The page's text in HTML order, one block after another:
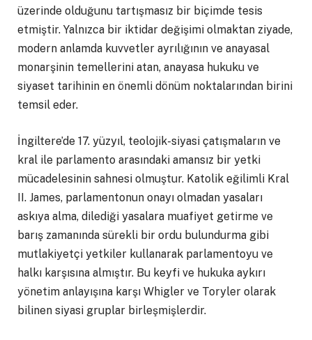
üzerinde olduğunu tartışmasız bir biçimde tesis
etmiştir. Yalnızca bir iktidar değişimi olmaktan ziyade,
modern anlamda kuvvetler ayrılığının ve anayasal
monarşinin temellerini atan, anayasa hukuku ve
siyaset tarihinin en önemli dönüm noktalarından birini
temsil eder.
İngiltere’de 17. yüzyıl, teolojik-siyasi çatışmaların ve
kral ile parlamento arasındaki amansız bir yetki
mücadelesinin sahnesi olmuştur. Katolik eğilimli Kral
II. James, parlamentonun onayı olmadan yasaları
askıya alma, dilediği yasalara muafiyet getirme ve
barış zamanında sürekli bir ordu bulundurma gibi
mutlakiyetçi yetkiler kullanarak parlamentoyu ve
halkı karşısına almıştır. Bu keyfi ve hukuka aykırı
yönetim anlayışına karşı Whigler ve Toryler olarak
bilinen siyasi gruplar birleşmişlerdir.